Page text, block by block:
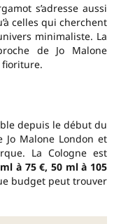
s’adresse aussi
celles qui cherchent
minimaliste. La
de Jo Malone
fioriture.
depuis le début du
Malone London et
La Cologne est
à 75 €, 50 ml à 105
budget peut trouver